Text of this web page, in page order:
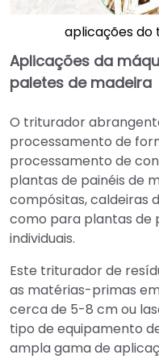
aplicações
Aplicações da
paletes de madeira
O triturador
processamento de
processamento de
plantas de painéis de
compósitas, caldeiras
como para plantas de
individuais.
Este triturador de
as matérias-primas
cerca de 5-8 cm ou
tipo de equipamento
ampla gama de